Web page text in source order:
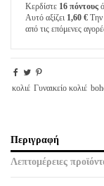
Κερδίστε 16 πόντους
Αυτό αξίζει 1,60 € Την
από τις επόμενες
κολιέ Γυναικείο κολιέ
Περιγραφή
Λεπτομέρειες